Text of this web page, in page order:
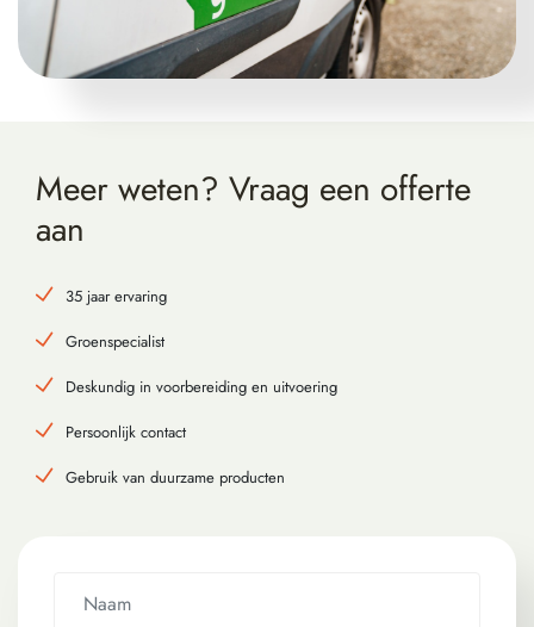
Meer weten? Vraag een offerte
aan
35 jaar ervaring
Groenspecialist
Deskundig in voorbereiding en uitvoering
Persoonlijk contact
Gebruik van duurzame producten